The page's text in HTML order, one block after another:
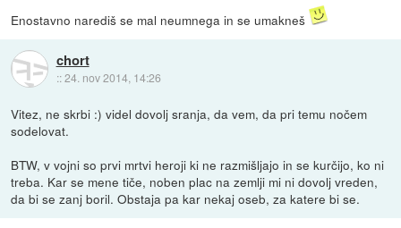
Enostavno narediš se mal neumnega in se umakneš
chort
::24. nov 2014, 14:26
Vitez, ne skrbi :) videl dovolj sranja, da vem, da pri temu nočem
sodelovat.
BTW, v vojni so prvi mrtvi heroji ki ne razmišljajo in se kurčijo, ko ni
treba. Kar se mene tiče, noben plac na zemlji mi ni dovolj vreden,
da bi se zanj boril. Obstaja pa kar nekaj oseb, za katere bi se.